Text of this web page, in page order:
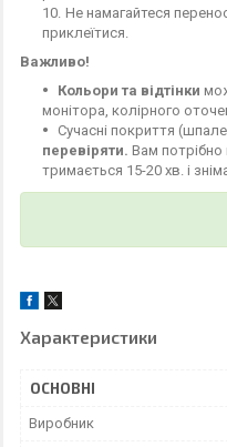
Не намагайтеся
приклеїтися.
Важливо!
Кольори та відтінки
монітора, колірного
Сучасні покриття
перевіряти. Вам потрібно
тримається 15-20 хв. і
Характеристики
ОСНОВНІ
Виробник